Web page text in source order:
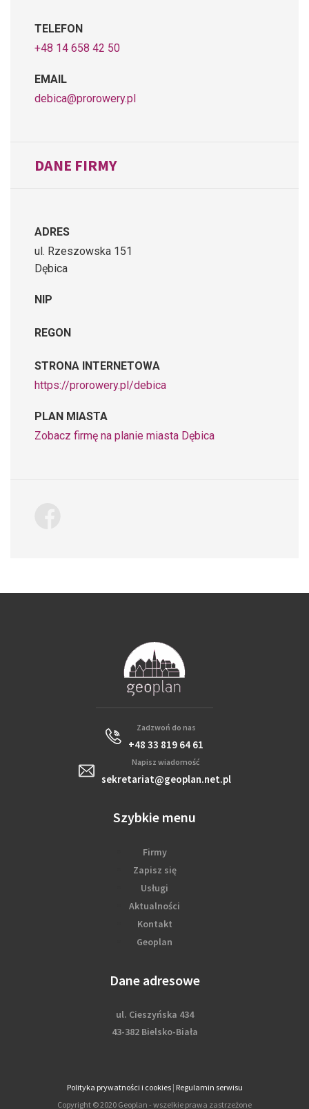
TELEFON
+48 14 658 42 50
EMAIL
debica@prorowery.pl
DANE FIRMY
ADRES
ul. Rzeszowska 151
Dębica
NIP
REGON
STRONA INTERNETOWA
https://prorowery.pl/debica
PLAN MIASTA
Zobacz firmę na planie miasta Dębica
Zadzwoń do nas
+48 33 819 64 61
Napisz wiadomość
sekretariat@geoplan.net.pl
Szybkie menu
Firmy
Zapisz się
Usługi
Aktualności
Kontakt
Geoplan
Dane adresowe
ul. Cieszyńska 434
43-382 Bielsko-Biała
Polityka prywatności i cookies| Regulamin serwisu
Copyright © 2020 Geoplan - wszelkie prawa zastrzeżone